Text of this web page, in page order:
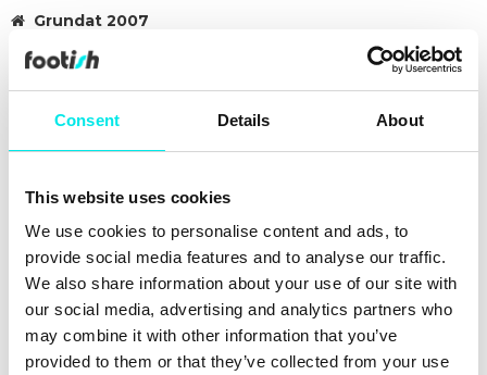
Consent Details About
This website uses cookies
We use cookies to personalise content and ads, to
provide social media features and to analyse our traffic.
We also share information about your use of our site with
our social media, advertising and analytics partners who
may combine it with other information that you’ve
provided to them or that they’ve collected from your use
Grundat 2007
#sneakers #adidas-samba #25q1 #brown
Andra färger för den här modellen